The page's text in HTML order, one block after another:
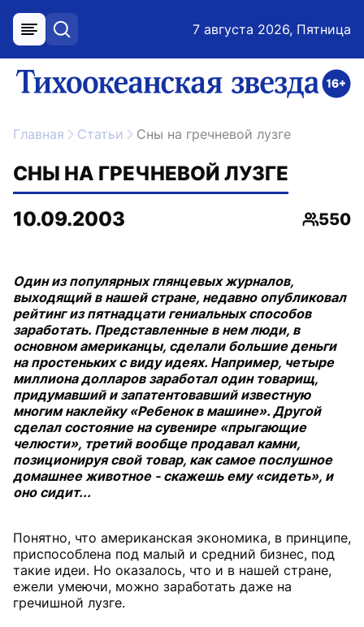
меню поиск 7 августа 2026, Пятница
ссылка на главную
Главная Статьи Сны на гречневой лузге
СНЫ НА ГРЕЧНЕВОЙ ЛУЗГЕ
10.09.2003
550
Один из популярных глянцевых журналов,
выходящий в нашей стране, недавно опубликовал
рейтинг из пятнадцати гениальных способов
заработать. Представленные в нем люди, в
основном американцы, сделали большие деньги
на простеньких с виду идеях. Например, четыре
миллиона долларов заработал один товарищ,
придумавший и запатентовавший известную
многим наклейку «Ребенок в машине». Другой
сделал состояние на сувенире «прыгающие
челюсти», третий вообще продавал камни,
позиционируя свой товар, как самое послушное
домашнее животное - скажешь ему «сидеть», и
оно сидит...
Понятно, что американская экономика, в принципе,
приспособлена под малый и средний бизнес, под
такие идеи. Но оказалось, что и в нашей стране,
ежели умеючи, можно заработать даже на
гречишной лузге.